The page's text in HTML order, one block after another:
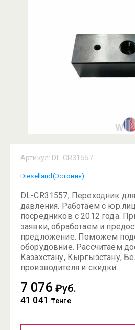
Артикул: DL-CR31557
Dieselland(Эстония)
DL-CR31557, Переходник
давления. Работаем с
посредников с 2012 года.
заявки, обработаем и
предложение. Поможем
оборудовние. Рассчитаем
Казахстану, Кыргызстану,
производителя и скидки.
7 076 ₽уб.
41 041 ₸енге